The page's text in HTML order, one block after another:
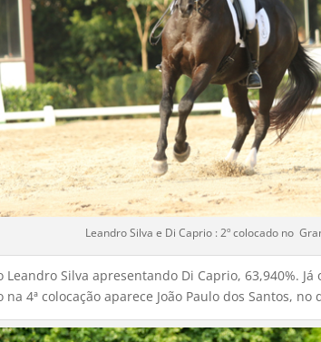
Leandro Silva e Di Caprio : 2º colocado no
Silva apresentando Di Caprio, 63,940%.
4ª colocação aparece João Paulo dos Santos, no